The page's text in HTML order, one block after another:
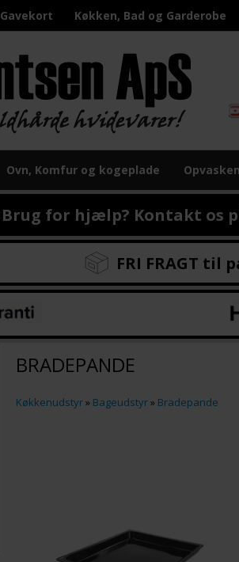
Gavekort Køkken, Bad og Garderobe
Ovn, Komfur og kogeplade
Brug for hjælp? Kontakt os
FRI FRAGT til
BRADEPANDE
Køkkenudstyr» Bageudstyr» Bradepande